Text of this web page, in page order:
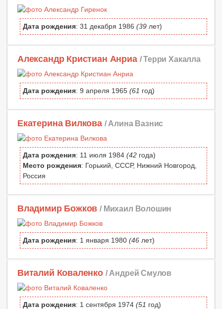
Дата рождения: 31 декабря 1986 (39 лет)
Александр Кристиан Анриа / Терри Хакалла
Дата рождения: 9 апреля 1965 (61 год)
Екатерина Вилкова / Алина Вазнис
Дата рождения: 11 июля 1984 (42 года)
Место рождения: Горький, СССР, Нижний Новгород,
Россия
Владимир Божков / Михаил Волошин
Дата рождения: 1 января 1980 (46 лет)
Виталий Коваленко / Андрей Смулов
Дата рождения: 1 сентября 1974 (51 год)